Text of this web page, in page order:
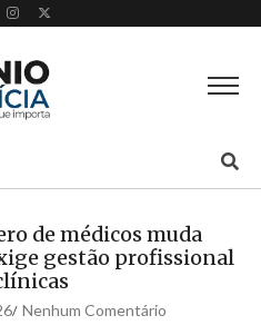
de médicos muda
gestão profissional
/ Nenhum Comentário